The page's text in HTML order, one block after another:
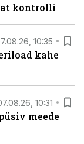
kontrolli
10:35
kahe
10:31
meede